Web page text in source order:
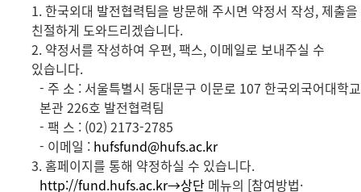
1. 한국외대 발전협력팀을 방문해 주시면 약정서 작성, 제출을
친절하게 도와드리겠습니다.
2. 약정서를 작성하여 우편, 팩스, 이메일로 보내주실 수
있습니다.
- 주 소 : 서울특별시 동대문구 이문로 107 한국외국어대학교
본관 226호 발전협력팀
- 팩 스 : (02) 2173-2785
- 이메일 : hufsfund@hufs.ac.kr
3. 홈페이지를 통해 약정하실 수 있습니다.
http://fund.hufs.ac.kr→상단 메뉴의 [참여방법·